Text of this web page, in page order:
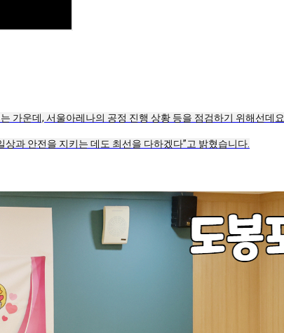
가운데, 서울아레나의 공정 진행 상황 등을 점검하기 위해선데요.
과 안전을 지키는 데도 최선을 다하겠다”고 밝혔습니다.